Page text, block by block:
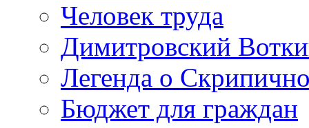
Человек труда
Димитровский
Легенда о
Бюджет для граждан